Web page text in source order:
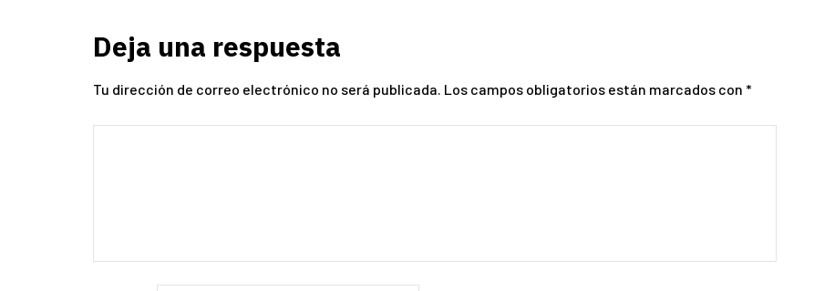
Deja una respuesta
Tu dirección de correo electrónico no será publicada. Los campos obligatorios están marcados con *